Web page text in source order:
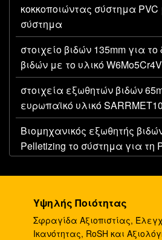
κοκκοποιώντας σύστημα
σύστημα
στοιχείο βιδών 135mm για
βιδών με το υλικό
στοιχεία εξωθητών βιδών
ευρωπαϊκό υλικό SARRMET10
Βιομηχανικός εξωθητής
Pelletizing το σύστημα για τη
Υψηλή αποδοτική δίδυμη
βιδών, μηχανή εξωθητών
Υψηλής Ποιότητας
Σφραγίδα Αξιοπιστίας,
Ικανότητας, RoSH και